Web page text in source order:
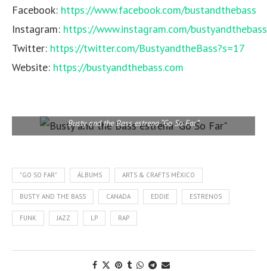
Facebook: https://www.facebook.com/bustandthebass
Instagram: https://www.instagram.com/bustyandthebass
Twitter: https://twitter.com/BustyandtheBass?s=17
Website: https://bustyandthebass.com
Busty and the Bass estrena “Go So Far”
"GO SO FAR" ÁLBUMS ARTS & CRAFTS MÉXICO
BUSTY AND THE BASS CANADA EDDIE ESTRENOS
FUNK JAZZ LP RAP